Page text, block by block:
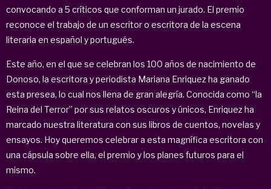
convocando a 5 críticos que conforman un jurado. El premio
reconoce el trabajo de un escritor o escritora de la escena
literaria en español y portugués.
Este año, en el que se celebran los 100 años de nacimiento de
Donoso, la escritora y periodista Mariana Enriquez ha ganado
esta presea, lo cual nos llena de gran alegría. Conocida como “la
Reina del Terror” por sus relatos oscuros y únicos, Enriquez ha
marcado nuestra literatura con sus libros de cuentos, novelas y
ensayos. Hoy queremos celebrar a esta magnífica escritora con
una cápsula sobre ella, el premio y los planes futuros para el
mismo.